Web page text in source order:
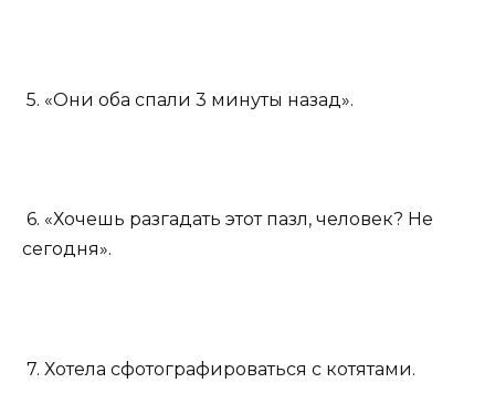
5. «Они оба спали 3 минуты назад».
6. «Хочешь разгадать этот пазл, человек? Не
сегодня».
7. Хотела сфотографироваться с котятами.